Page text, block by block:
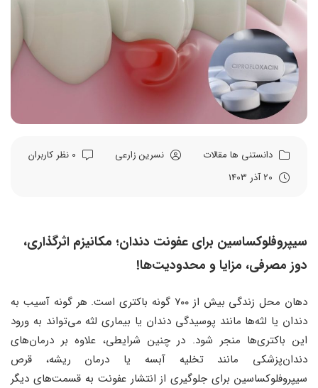
دانستنی ها مقالات نسرین زارعی
سیپروفلوکساسین برای عفونت دندان؛ مکانیزم اثرگذاری،
دوز مصرفی، مزایا و محدودیت‌ها!
دهان محل زندگی بیش از ۷۰۰ گونه باکتری است. هر گونه آسیب به
دندان‌ یا لثه‌ها مانند پوسیدگی دندان یا بیماری لثه می‌تواند به ورود
این باکتری‌ها منجر شود. در چنین شرایطی، علاوه بر درمان‌های
دندان‌پزشکی مانند تخلیه آبسه یا درمان ریشه، قرص
سیپروفلوکساسین برای جلوگیری از انتشار عفونت به قسمت‌های دیگر